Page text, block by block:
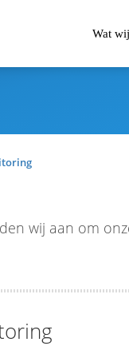
Wat
wij aan om